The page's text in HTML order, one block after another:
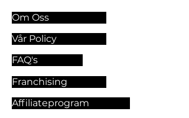
Om Oss
Vår Policy
FAQ's
Franchising
Affiliateprogram